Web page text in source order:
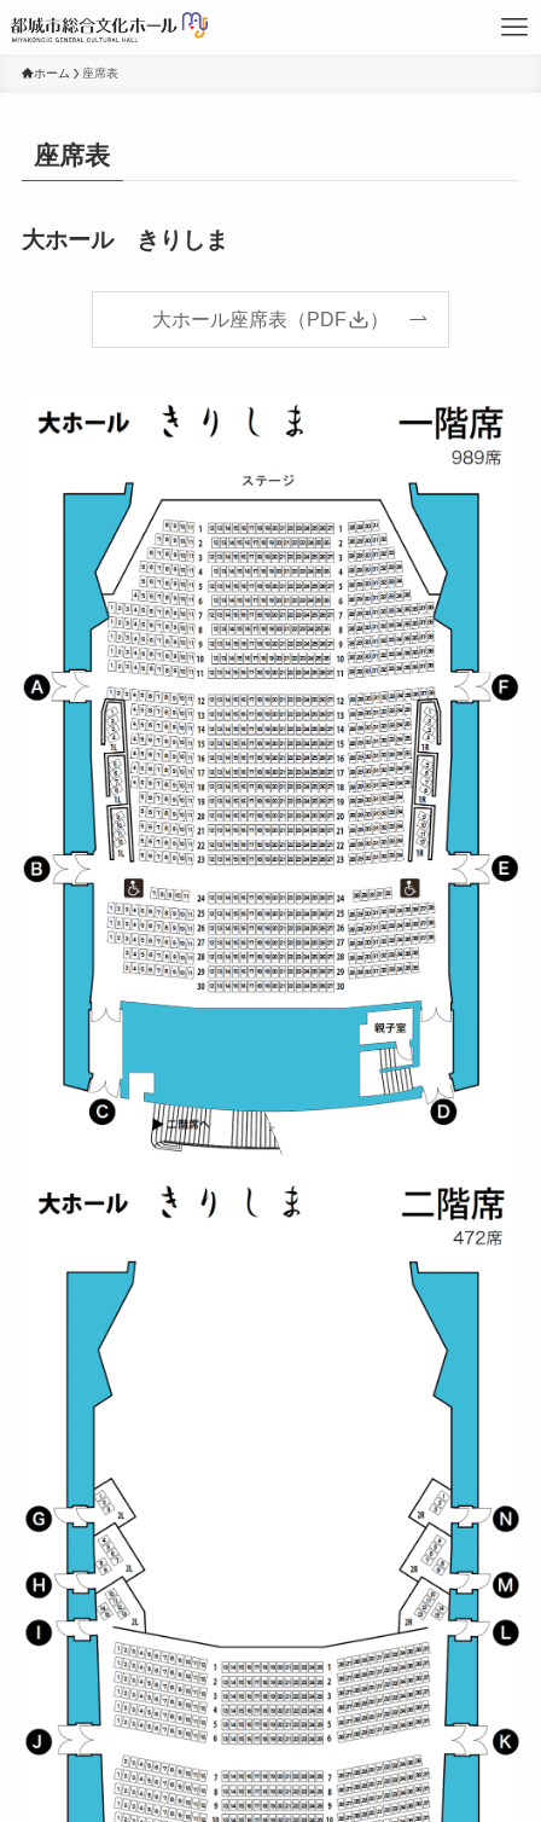
ホーム 座席表
座席表
大ホール きりしま
大ホール座席表（PDF ）